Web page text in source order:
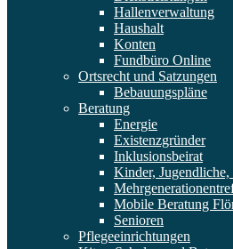
Hallenverwaltung
Haushalt
Konten
Fundbüro Online
Ortsrecht und Satzungen
Bebauungspläne
Beratung
Energie
Existenzgründer
Inklusionsbeirat
Kinder, Jugendliche,
Mobile Beratung
Senioren
Pflegeeinrichtungen